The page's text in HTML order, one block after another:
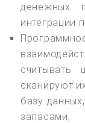
денежных
интеграции
считывать
сканируют
базу
запасами;